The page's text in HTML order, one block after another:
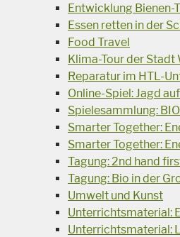
Entwicklung Bienen-
Essen retten in der
Food Travel
Klima-Tour der Stadt
Reparatur im HTL-
Online-Spiel: Jagd
Spielesammlung:
Smarter Together:
Smarter Together:
Tagung: 2nd hand
Tagung: Bio in der
Umwelt und Kunst
Unterrichtsmaterial:
Unterrichtsmaterial: